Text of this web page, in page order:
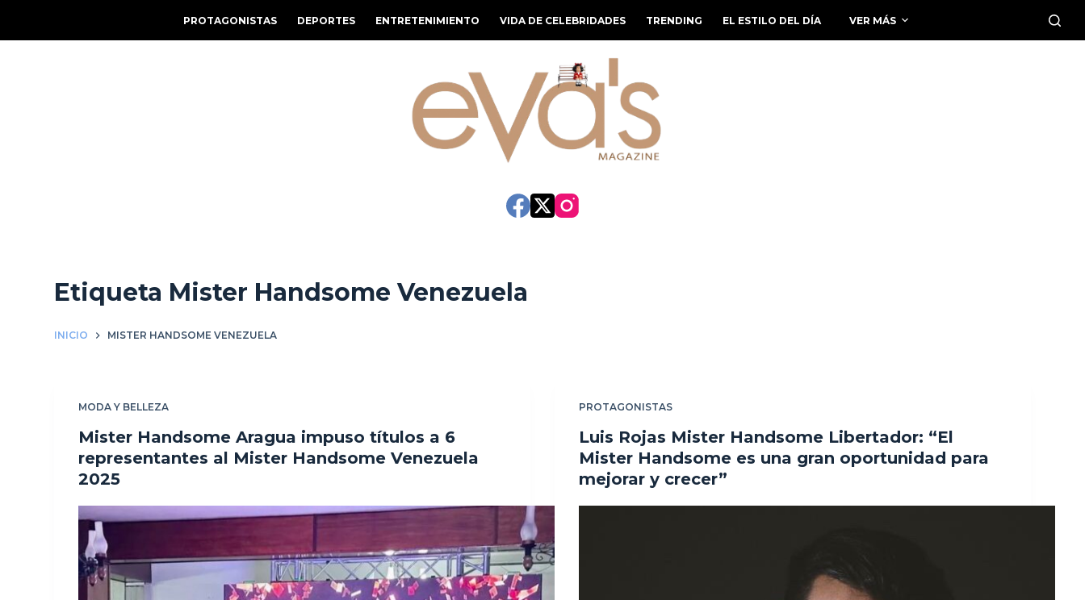
a
PROTAGONISTAS DEPORTES ENTRETENIMIENTO VIDA DE CELEBRIDADES TRENDING EL ESTILO DEL DÍA VER MÁS
Etiqueta Mister Handsome Venezuela
INICIO MISTER HANDSOME VENEZUELA
MODA Y BELLEZA
Mister Handsome Aragua impuso títulos a 6
representantes al Mister Handsome Venezuela
2025
PROTAGONISTAS
Luis Rojas Mister Handsome Libertador: “El
Mister Handsome es una gran oportunidad para
mejorar y crecer”